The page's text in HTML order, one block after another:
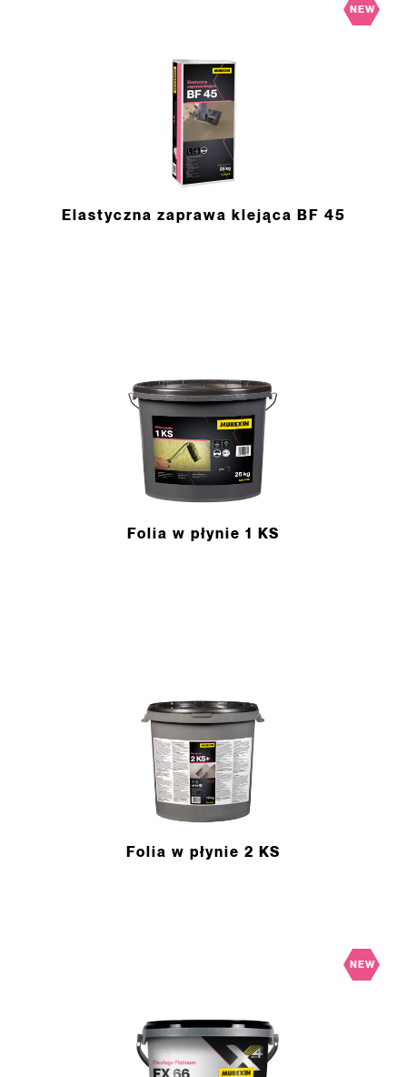
NEW
Elastyczna zaprawa klejąca BF 45
Folia w płynie 1 KS
Folia w płynie 2 KS
NEW